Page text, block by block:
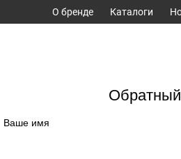
О бренде Каталоги
Ваше имя